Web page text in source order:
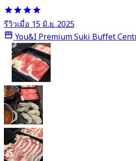
รีวิวเมื่อ 15 มิ.ย. 2025
You&I Premium Suki Buffet